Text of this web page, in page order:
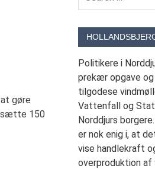
gøre
sætte 150
Politikere i
prekær opgave
tilgodese
Vattenfall og
Norddjurs
er nok enig i, at
vise handlekraft
overproduktion af